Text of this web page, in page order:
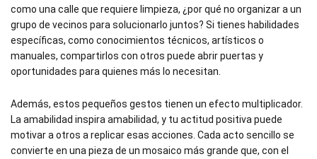
como una calle que requiere limpieza, ¿por qué no organizar a un
grupo de vecinos para solucionarlo juntos? Si tienes habilidades
específicas, como conocimientos técnicos, artísticos o
manuales, compartirlos con otros puede abrir puertas y
oportunidades para quienes más lo necesitan.
Además, estos pequeños gestos tienen un efecto multiplicador.
La amabilidad inspira amabilidad, y tu actitud positiva puede
motivar a otros a replicar esas acciones. Cada acto sencillo se
convierte en una pieza de un mosaico más grande que, con el